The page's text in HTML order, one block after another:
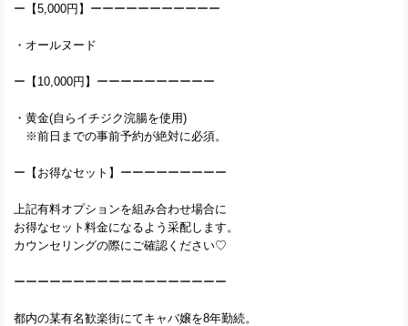
ー【5,000円】ーーーーーーーーーーー
・オールヌード
ー【10,000円】ーーーーーーーーーー
・黄金(自らイチジク浣腸を使用)
※前日までの事前予約が絶対に必須。
ー【お得なセット】ーーーーーーーーー
上記有料オプションを組み合わせ場合に
お得なセット料金になるよう采配します。
カウンセリングの際にご確認ください♡
ーーーーーーーーーーーーーーーーーー
都内の某有名歓楽街にてキャバ嬢を8年勤続。